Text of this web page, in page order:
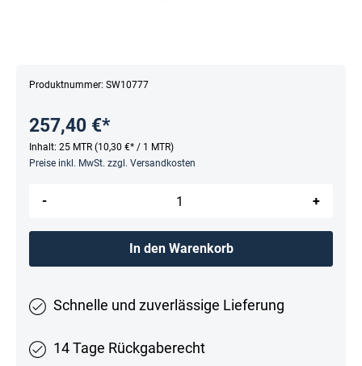
Produktnummer: SW10777
257,40 €*
Inhalt: 25 MTR (10,30 €* / 1 MTR)
Preise inkl. MwSt. zzgl. Versandkosten
- +
In den Warenkorb
Schnelle und zuverlässige Lieferung
14 Tage Rückgaberecht